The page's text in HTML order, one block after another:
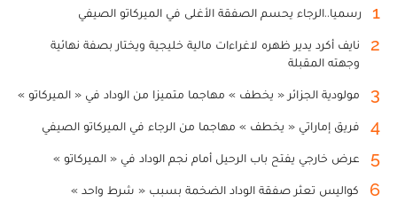
1 رسميا..الرجاء يحسم الصفقة الأغلى في الميركاتو الصيفي
2
نايف أكرد يدير ظهره لاغراءات مالية خليجية ويختار بصفة نهائية
وجهته المقبلة
3 مولودية الجزائر « يخطف » مهاجما متميزا من الوداد في « الميركاتو »
4 فريق إماراتي « يخطف » مهاجما من الرجاء في الميركاتو الصيفي
5 عرض خارجي يفتح باب الرحيل أمام نجم الوداد في « الميركاتو »
6 كواليس تعثر صفقة الوداد الضخمة بسبب « شرط واحد »